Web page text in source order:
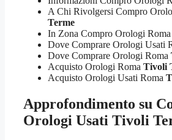
A Chi Rivolgersi Compro
Terme
In Zona Compro Orologi Roma
Dove Comprare Orologi Usati
Dove Comprare Orologi Roma
Acquisto Orologi Roma Tivoli
Acquisto Orologi Usati Roma
Approfondimento su
Orologi Usati Tivoli